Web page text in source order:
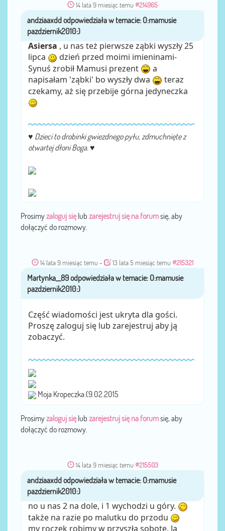
14 lata 9 miesiąc temu #214965
przezandziaaxdd
Asiersa , u nas też pierwsze ząbki wyszły 25
lipca
dzień przed moimi imieninami-
Synuś zrobił Mamusi prezent
a
napisałam 'ząbki' bo wyszły dwa
teraz
czekamy, aż się przebije górna jedyneczka
♥ Dzieci to drobinki gwiezdnego pyłu, zdmuchnięte z
otwartej dłoni Boga.♥
Prosimyzaloguj sięlub zarejestruj się na forumsię, aby
dołączyć do rozmowy.
14 lata 9 miesiąc temu - 13 lata 5 miesiąc temu #215321
przezMartynka__89
Część wiadomości jest ukryta dla gości.
Proszę zaloguj się lub zarejestruj aby ją
zobaczyć.
Moja Kropeczka:(9.02.2015
Prosimyzaloguj sięlub zarejestruj się na forumsię, aby
dołączyć do rozmowy.
14 lata 9 miesiąc temu #215503
przezandziaaxdd
no u nas 2 na dole, i 1 wychodzi u góry.
także na razie po malutku do przodu
my roczek robimy w przyszłą sobotę. Ja